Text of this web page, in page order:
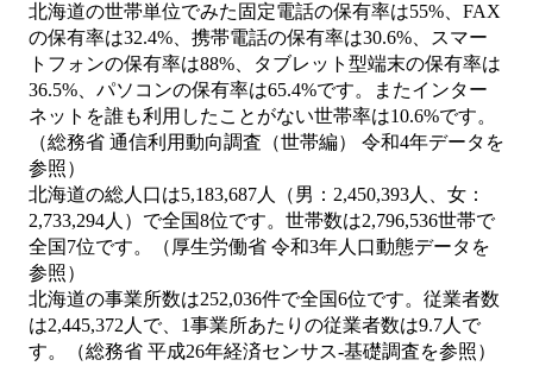
北海道の世帯単位でみた固定電話の保有率は55%、FAX
の保有率は32.4%、携帯電話の保有率は30.6%、スマー
トフォンの保有率は88%、タブレット型端末の保有率は
36.5%、パソコンの保有率は65.4%です。またインター
ネットを誰も利用したことがない世帯率は10.6%です。
（総務省 通信利用動向調査（世帯編） 令和4年データを
参照）
北海道の総人口は5,183,687人（男：2,450,393人、女：
2,733,294人）で全国8位です。世帯数は2,796,536世帯で
全国7位です。（厚生労働省 令和3年人口動態データを
参照）
北海道の事業所数は252,036件で全国6位です。従業者数
は2,445,372人で、1事業所あたりの従業者数は9.7人で
す。（総務省 平成26年経済センサス‐基礎調査を参照）